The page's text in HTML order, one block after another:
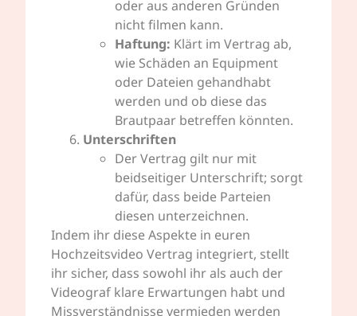
oder aus anderen Gründen
nicht filmen kann.
Haftung: Klärt im Vertrag ab,
wie Schäden an Equipment
oder Dateien gehandhabt
werden und ob diese das
Brautpaar betreffen könnten.
Unterschriften
Der Vertrag gilt nur mit
beidseitiger Unterschrift; sorgt
dafür, dass beide Parteien
diesen unterzeichnen.
Indem ihr diese Aspekte in euren
Hochzeitsvideo Vertrag integriert, stellt
ihr sicher, dass sowohl ihr als auch der
Videograf klare Erwartungen habt und
Missverständnisse vermieden werden